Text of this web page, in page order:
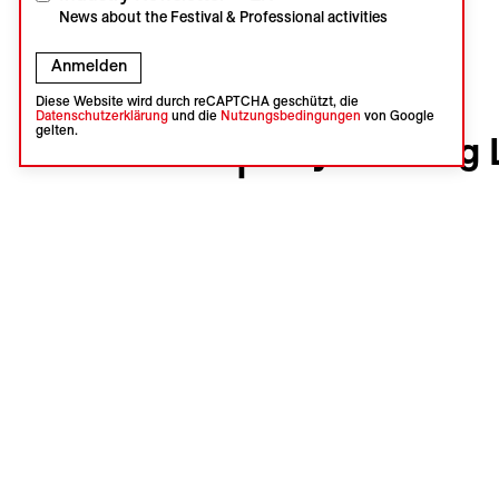
Visions du Réel
VdR2024 | Jury Burning
News about the Festival & Professional activities
Anmelden
Diese Website wird durch reCAPTCHA geschützt, die
Datenschutzerklärungund die Nutzungsbedingungen von Google
gelten.